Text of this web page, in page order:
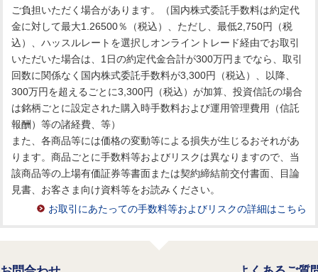
ご負担いただく場合があります。（国内株式委託手数料は約定代
金に対して最大1.26500％（税込）、ただし、最低2,750円（税
込）、ハッスルレートを選択しオンライントレード経由でお取引
いただいた場合は、1日の約定代金合計が300万円までなら、取引
回数に関係なく国内株式委託手数料が3,300円（税込）、以降、
300万円を超えるごとに3,300円（税込）が加算、投資信託の場合
は銘柄ごとに設定された購入時手数料および運用管理費用（信託
報酬）等の諸経費、等）
また、各商品等には価格の変動等による損失が生じるおそれがあ
ります。商品ごとに手数料等およびリスクは異なりますので、当
該商品等の上場有価証券等書面または契約締結前交付書面、目論
見書、お客さま向け資料等をお読みください。
お取引にあたっての手数料等およびリスクの詳細はこちら